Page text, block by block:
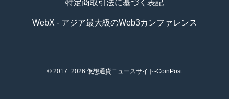
特定商取引法に基づく表記
WebX - アジア最大級のWeb3カンファレンス
© 2017−2026 仮想通貨ニュースサイト-CoinPost